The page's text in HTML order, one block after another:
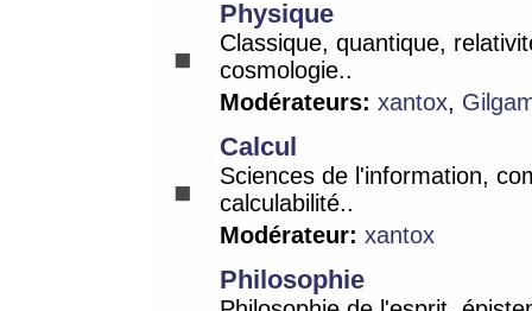
Physique
Classique, quantique,
cosmologie..
Modérateurs: xantox,
Calcul
Sciences de l'information,
calculabilité..
Modérateur: xantox
Philosophie